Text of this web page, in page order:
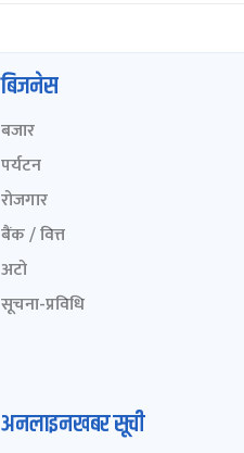
बिजनेस
बजार
पर्यटन
रोजगार
बैंक / वित्त
अटो
सूचना-प्रविधि
अनलाइनखबर सूची